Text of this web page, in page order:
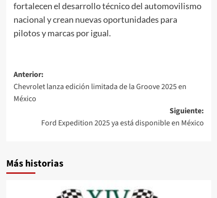
fortalecen el desarrollo técnico del automovilismo
nacional y crean nuevas oportunidades para
pilotos y marcas por igual.
Navegación
de
entradas
Anterior:
Chevrolet lanza edición limitada de la Groove 2025 en
México
Siguiente:
Ford Expedition 2025 ya está disponible en México
Más historias